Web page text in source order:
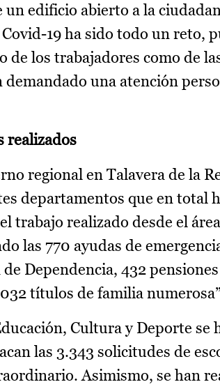
un edificio abierto a la
19 ha sido todo un reto,
de los trabajadores como de
una atención
realizados
regional en Talavera de la
departamentos que en total
trabajo realizado desde el
las 770 ayudas de
Dependencia, 432
títulos de familia
Cultura y Deporte se
las 3.343 solicitudes de
Asimismo, se han